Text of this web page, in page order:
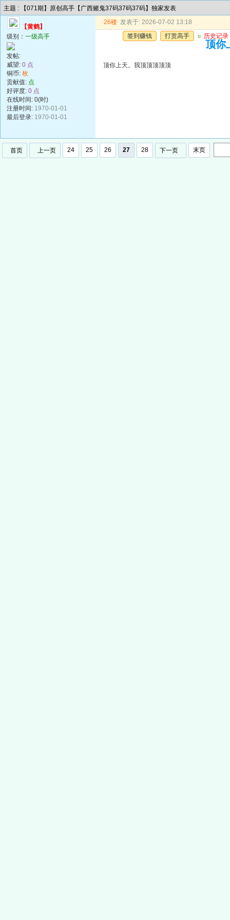
主题 : 【071期】原创高手【广西赌鬼37码37码37码】独家发表
【黄鹤】
级别： 一级高手
发帖:
威望: 0 点
铜币: 枚
贡献值: 点
好评度: 0 点
在线时间: 0(时)
注册时间: 1970-01-01
最后登录: 1970-01-01
26楼 发表于: 2026-07-02 13:18
签到赚钱
打赏高手 u 历史记录
顶你
顶你上天。我顶顶顶顶顶
首页 上一页 24 25 26 27 28 下一页 末页